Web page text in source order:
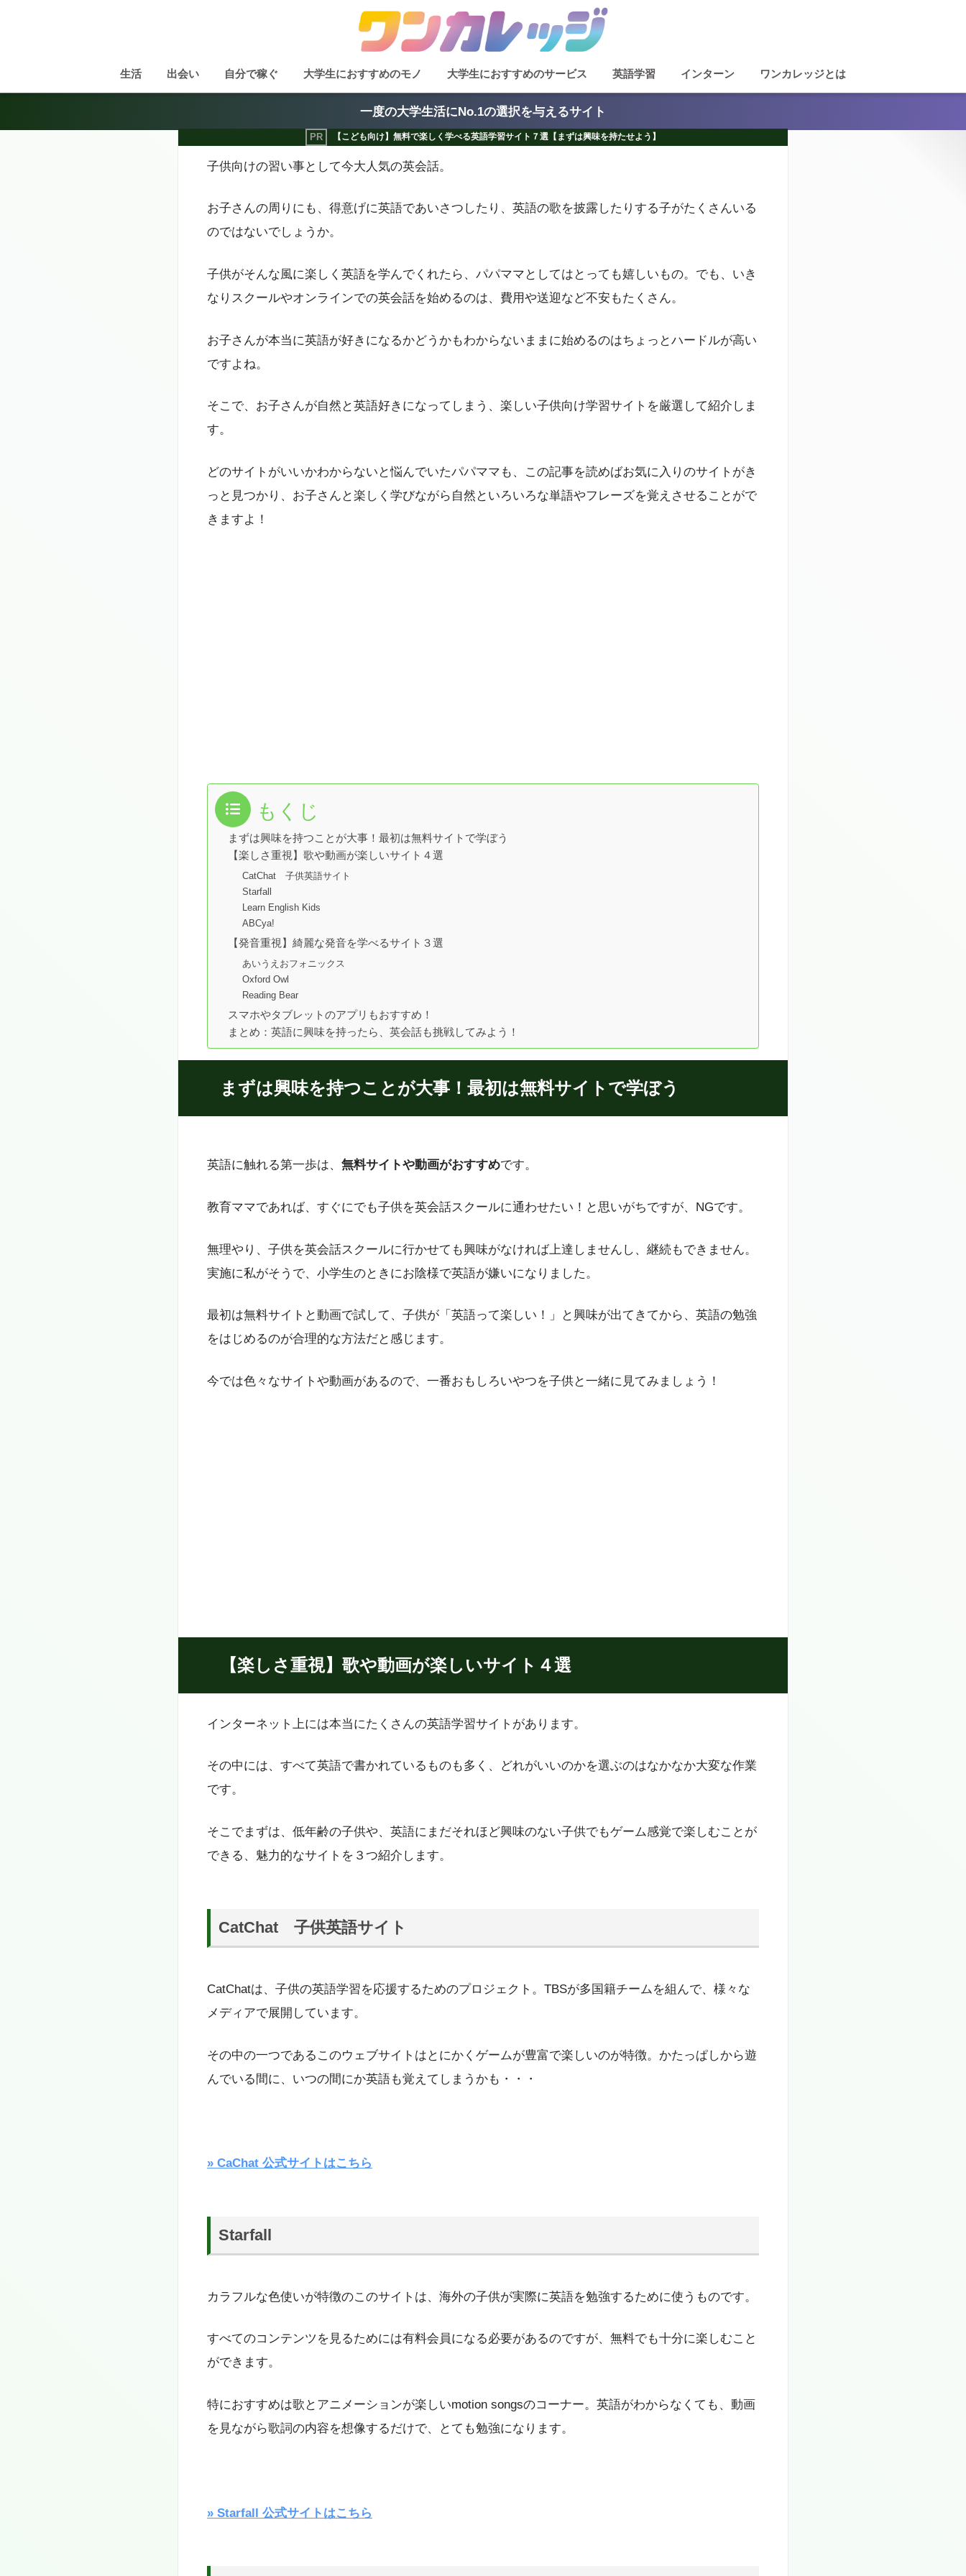
生活 出会い 自分で稼ぐ 大学生におすすめのモノ 大学生におすすめのサービス 英語学習 インターン ワンカレッジとは
一度の大学生活にNo.1の選択を与えるサイト
【こども向け】無料で楽しく学べる英語学習サイト７選【まずは興味を持たせよう】
子供向けの習い事として今大人気の英会話。
お子さんの周りにも、得意げに英語であいさつしたり、英語の歌を披露したりする子がたくさんいる
のではないでしょうか。
子供がそんな風に楽しく英語を学んでくれたら、パパママとしてはとっても嬉しいもの。でも、いき
なりスクールやオンラインでの英会話を始めるのは、費用や送迎など不安もたくさん。
お子さんが本当に英語が好きになるかどうかもわからないままに始めるのはちょっとハードルが高い
ですよね。
そこで、お子さんが自然と英語好きになってしまう、楽しい子供向け学習サイトを厳選して紹介しま
す。
どのサイトがいいかわからないと悩んでいたパパママも、この記事を読めばお気に入りのサイトがき
っと見つかり、お子さんと楽しく学びながら自然といろいろな単語やフレーズを覚えさせることがで
きますよ！
もくじ
まずは興味を持つことが大事！最初は無料サイトで学ぼう
【楽しさ重視】歌や動画が楽しいサイト４選
CatChat 子供英語サイト
Starfall
Learn English Kids
ABCya!
【発音重視】綺麗な発音を学べるサイト３選
あいうえおフォニックス
Oxford Owl
Reading Bear
スマホやタブレットのアプリもおすすめ！
まとめ：英語に興味を持ったら、英会話も挑戦してみよう！
まずは興味を持つことが大事！最初は無料サイトで学ぼう
英語に触れる第一歩は、 無料サイトや動画がおすすめです。
教育ママであれば、すぐにでも子供を英会話スクールに通わせたい！と思いがちですが、NGです。
無理やり、子供を英会話スクールに行かせても興味がなければ上達しませんし、継続もできません。
実施に私がそうで、小学生のときにお陰様で英語が嫌いになりました。
最初は無料サイトと動画で試して、子供が「英語って楽しい！」と興味が出てきてから、英語の勉強
をはじめるのが合理的な方法だと感じます。
今では色々なサイトや動画があるので、一番おもしろいやつを子供と一緒に見てみましょう！
【楽しさ重視】歌や動画が楽しいサイト４選
インターネット上には本当にたくさんの英語学習サイトがあります。
その中には、すべて英語で書かれているものも多く、どれがいいのかを選ぶのはなかなか大変な作業
です。
そこでまずは、低年齢の子供や、英語にまだそれほど興味のない子供でもゲーム感覚で楽しむことが
できる、魅力的なサイトを３つ紹介します。
CatChat 子供英語サイト
CatChatは、子供の英語学習を応援するためのプロジェクト。TBSが多国籍チームを組んで、様々な
メディアで展開しています。
その中の一つであるこのウェブサイトはとにかくゲームが豊富で楽しいのが特徴。かたっぱしから遊
んでいる間に、いつの間にか英語も覚えてしまうかも・・・
» CaChat 公式サイトはこちら
Starfall
カラフルな色使いが特徴のこのサイトは、海外の子供が実際に英語を勉強するために使うものです。
すべてのコンテンツを見るためには有料会員になる必要があるのですが、無料でも十分に楽しむこと
ができます。
特におすすめは歌とアニメーションが楽しいmotion songsのコーナー。英語がわからなくても、動画
を見ながら歌詞の内容を想像するだけで、とても勉強になります。
» Starfall 公式サイトはこちら